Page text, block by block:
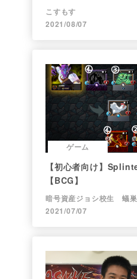
調べた
こすもす
2021/08/07
ゲーム
【初心者向け】
【BCG】
暗号資産ジョシ校生 蟻巣
2021/07/07